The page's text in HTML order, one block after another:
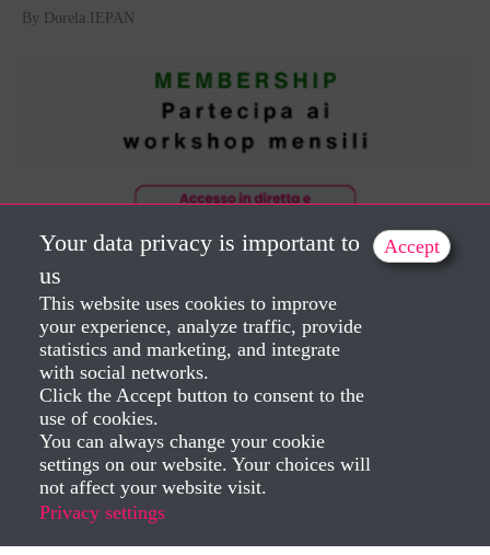
By Dorela IEPAN
Italiano Membership – Workshops
Members only
By Dorela IEPAN
Created by Dorela Iepan 2025
Your data privacy is important to
us
This website uses cookies to improve
your experience, analyze traffic, provide
statistics and marketing, and integrate
with social networks.
Click the Accept button to consent to the
use of cookies.
You can always change your cookie
settings on our website. Your choices will
not affect your website visit.
Privacy settings
Accept